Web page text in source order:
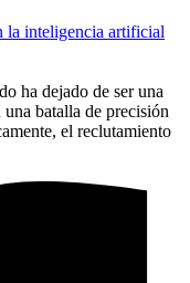
la inteligencia artificial
ha dejado de ser una
batalla de precisión
el reclutamiento